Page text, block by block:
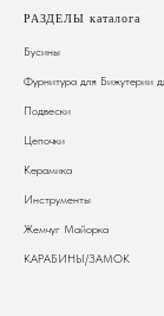
РАЗДЕЛЫ каталога
Бусины
Фурнитура для Бижутерии
Подвески
Цепочки
Керамика
Инструменты
Жемчуг Майорка
КАРАБИНЫ/ЗАМОК